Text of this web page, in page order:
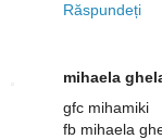
Răspundeți
mihaela
gfc mihamiki
fb mihaela